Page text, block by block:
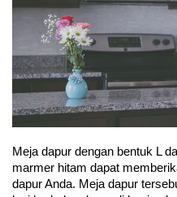
Meja dapur dengan bentuk L
marmer hitam dapat
dapur Anda. Meja dapur